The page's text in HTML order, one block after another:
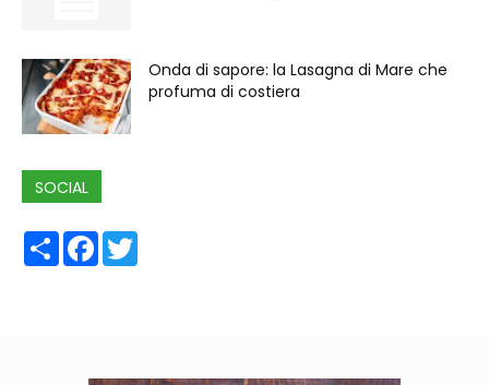
Onda di sapore: la Lasagna di Mare che
profuma di costiera
SOCIAL
ShareFacebook